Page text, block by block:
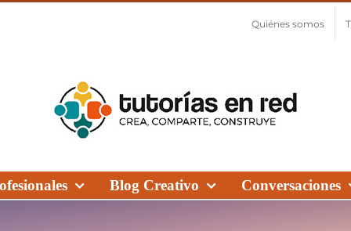
Quiénes somos
Blog Creativo Conversaciones